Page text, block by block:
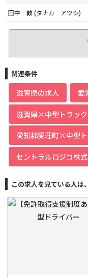
田中 敦 (タナカ アツシ)
関連条件
滋賀県の求人 愛
滋賀県×中型トラッ
愛知郡愛荘町×中型
セントラルロジコ株
この求人を見ている人は